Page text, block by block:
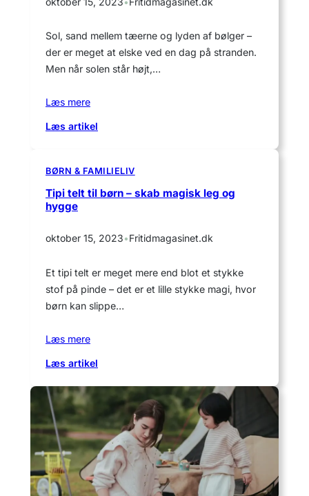
Sol, sand mellem tæerne og lyden af bølger –
der er meget at elske ved en dag på stranden.
Men når solen står højt,…
Læs mere
Læs artikel
skygge
og
komfort
stranden
BØRN & FAMILIELIV
Tipi telt til børn – skab magisk leg og
hygge
oktober 15, 2023•Fritidmagasinet.dk
Et tipi telt er meget mere end blot et stykke
stof på pinde – det er et lille stykke magi, hvor
børn kan slippe…
Læs mere
Læs artikel
børn
–
skab
magisk
leg